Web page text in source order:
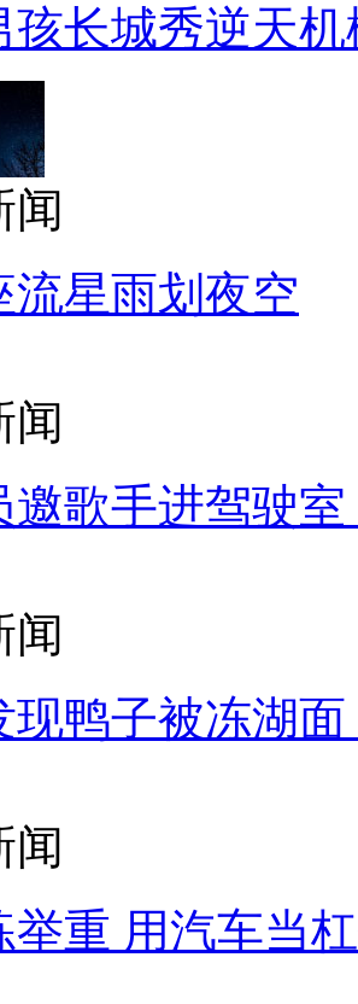
孩长城秀逆天机
闻
流星雨划夜空
闻
邀歌手进驾驶
闻
现鸭子被冻湖
闻
举重 用汽车当